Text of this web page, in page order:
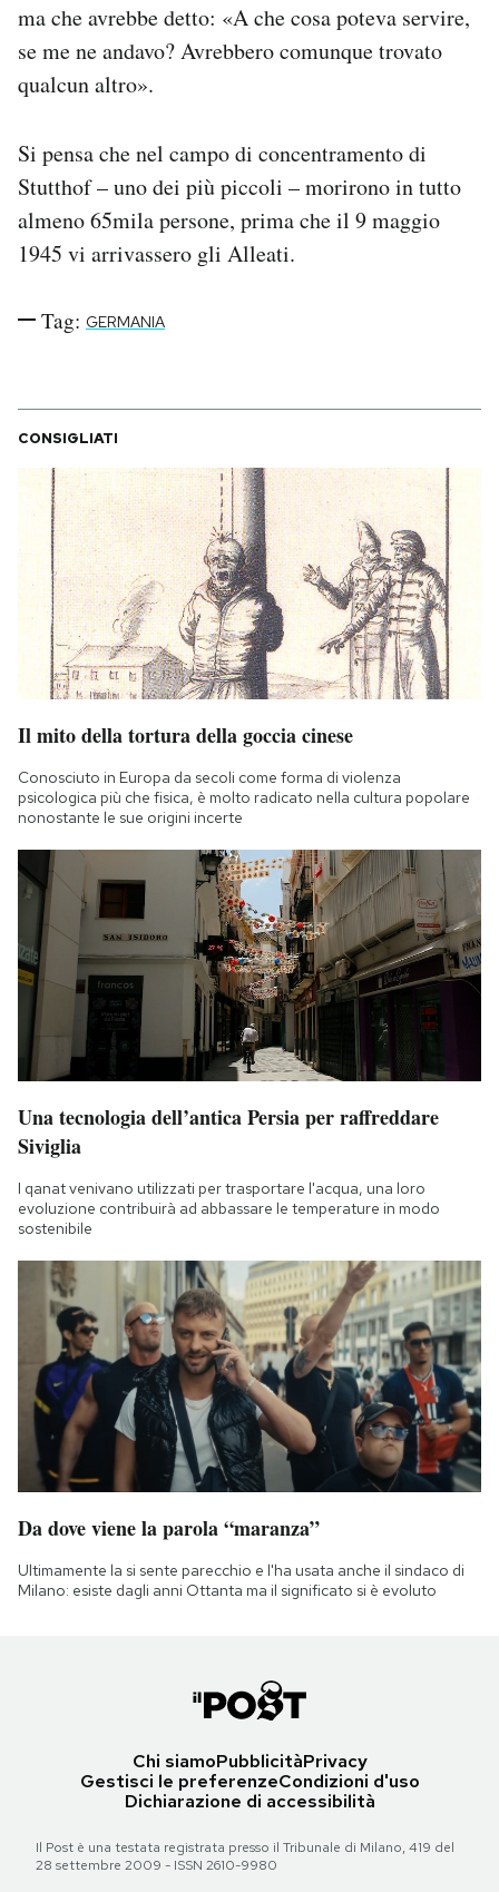
ma che avrebbe detto: «A che cosa poteva servire,
se me ne andavo? Avrebbero comunque trovato
qualcun altro».
Si pensa che nel campo di concentramento di
Stutthof – uno dei più piccoli – morirono in tutto
almeno 65mila persone, prima che il 9 maggio
1945 vi arrivassero gli Alleati.
Tag: GERMANIA
CONSIGLIATI
Il mito della tortura della goccia cinese
Conosciuto in Europa da secoli come forma di violenza
psicologica più che fisica, è molto radicato nella cultura popolare
nonostante le sue origini incerte
Una tecnologia dell’antica Persia per raffreddare
Siviglia
I qanat venivano utilizzati per trasportare l'acqua, una loro
evoluzione contribuirà ad abbassare le temperature in modo
sostenibile
Da dove viene la parola “maranza”
Ultimamente la si sente parecchio e l'ha usata anche il sindaco di
Milano: esiste dagli anni Ottanta ma il significato si è evoluto
Chi siamoPubblicitàPrivacy
Gestisci le preferenzeCondizioni d'uso
Dichiarazione di accessibilità
Il Post è una testata registrata presso il Tribunale di Milano, 419 del
28 settembre 2009 - ISSN 2610-9980